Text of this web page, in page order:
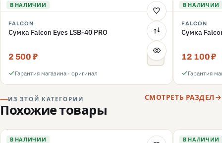
В НАЛИЧИИ
FALCON
Сумка Falcon Eyes LSB-40 PRO
2 500 ₽
Гарантия магазина · оригинал
В НАЛИЧИИ
FALCON
Сумка
12 100 ₽
Гарантия
ИЗ ЭТОЙ КАТЕГОРИИ
Похожие товары
СМОТРЕТЬ РАЗДЕЛ
В НАЛИЧИИ В НАЛИЧИИ